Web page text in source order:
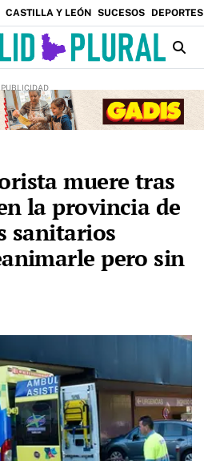
CASTILLA Y LEÓN SUCESOS DEPORTES
muere tras
la provincia de
sanitarios
pero sin